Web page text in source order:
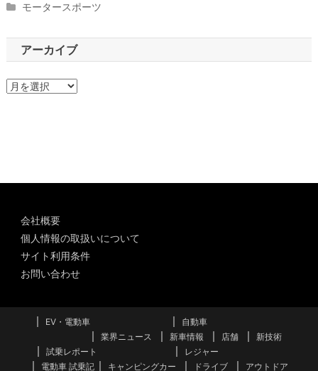
モータースポーツ
アーカイブ
ア
会社概要
個人情報の取扱いについて
サイト利用条件
お問い合わせ
EV・電動車
自動車
業界ニュース
新車情報 店舗
新技術
試乗レポート
電動車 試乗記
レジャー
キャンピングカー
ドライブ アウトドア